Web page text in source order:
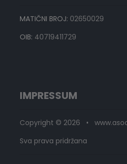
MATIČNI BROJ: 02650029
OIB: 40719411729
IMPRESSUM
Copyright © 2026 •
Sva prava pridržana